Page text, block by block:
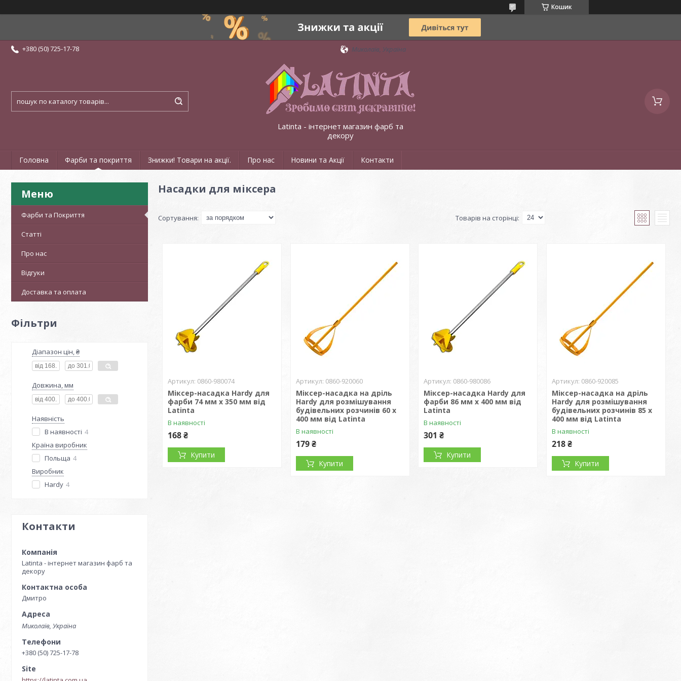
Кошик
+380 (50) 725-17-78 Миколаїв, Україна
Latinta - інтернет магазин фарб та
декору
Головна Фарби та покриття Знижки! Товари на акції. Про нас Новини та Акції Контакти
Фарби та Покриття
Статті
Про нас
Відгуки
Доставка та оплата
Фільтри
Діапазон цін, ₴
Довжина, мм
Наявність
В наявності 4
Країна виробник
Польща 4
Виробник
Hardy 4
Контакти
Latinta - інтернет магазин фарб та
декору
Дмитро
Миколаїв, Україна
+380 (50) 725-17-78
Насадки для міксера
0860-980074
Міксер-насадка Hardy для
фарби 74 мм х 350 мм від
Latinta
В наявності
168 ₴
Купити
0860-920060
Міксер-насадка на дріль
Hardy для розмішування
будівельних розчинів 60 х
400 мм від Latinta
В наявності
179 ₴
Купити
0860-980086
Міксер-насадка Hardy для
фарби 86 мм х 400 мм від
Latinta
В наявності
301 ₴
Купити
0860-920085
Міксер-насадка на дріль
Hardy для розмішування
будівельних розчинів 85 х
400 мм від Latinta
В наявності
218 ₴
Купити